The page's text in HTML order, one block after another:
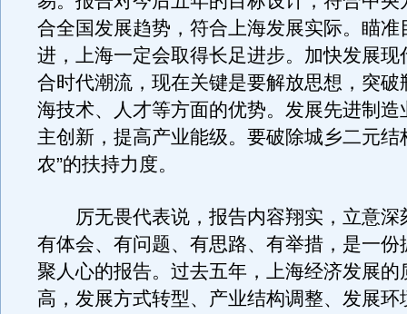
合全国发展趋势，符合上海发展实际。瞄准
进，上海一定会取得长足进步。加快发展现
合时代潮流，现在关键是要解放思想，突破
海技术、人才等方面的优势。发展先进制造
主创新，提高产业能级。要破除城乡二元结
农”的扶持力度。
厉无畏代表说，报告内容翔实，立意深
有体会、有问题、有思路、有举措，是一份
聚人心的报告。过去五年，上海经济发展的
高，发展方式转型、产业结构调整、发展环